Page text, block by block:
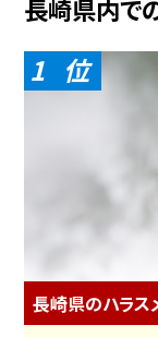
長崎県内で
1
長崎県のハラス